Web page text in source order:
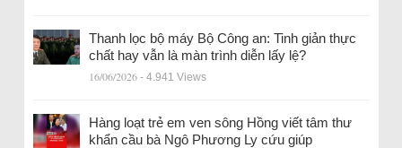
Thanh lọc bộ máy Bộ Công an: Tinh giản thực
chất hay vẫn là màn trình diễn lấy lệ?
16/06/2026 - 4.941 Views
Hàng loạt trẻ em ven sông Hồng viết tâm thư
khẩn cầu bà Ngô Phương Ly cứu giúp